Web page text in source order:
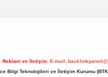
Reklam ve İletişim: E-mail:
Bilgi Teknolojileri ve İletişim Kurumu